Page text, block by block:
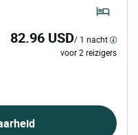
82.96 USD/ 1 nacht
voor 2 reizigers